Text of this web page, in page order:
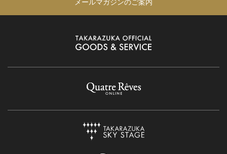
メールマガジンのご案内